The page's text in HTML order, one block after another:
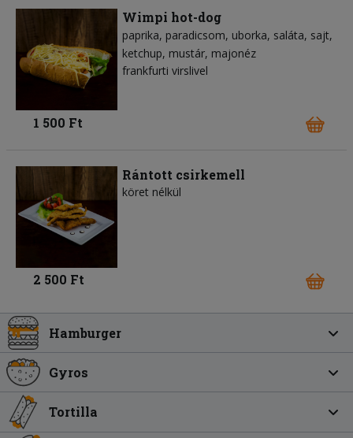
Wimpi hot-dog
paprika paradicsom uborka saláta sajt
ketchup mustár majonéz
frankfurti virslivel
1 500 Ft
Rántott csirkemell
köret nélkül
2 500 Ft
Hamburger
Gyros
Tortilla